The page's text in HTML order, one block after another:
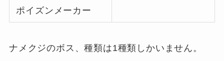
ポイズンメーカー
ナメクジのボス、種類は1種類しかいません。